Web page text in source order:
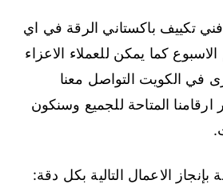
تكييف باكستاني الرقة في اي
كما يمكن للعملاء الاعزاء
في الكويت التواصل معنا
عبر ارقامنا المتاحة للجميع وسنكون
الاعمال التالية بكل دقة: